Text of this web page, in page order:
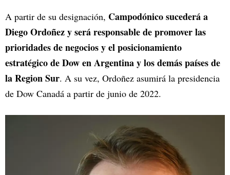
A partir de su designación, Campodónico sucederá a
Diego Ordoñez y será responsable de promover las
prioridades de negocios y el posicionamiento
estratégico de Dow en Argentina y los demás países de
la Region Sur. A su vez, Ordoñez asumirá la presidencia
de Dow Canadá a partir de junio de 2022.